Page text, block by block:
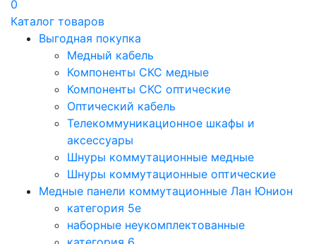
0
Каталог товаров
Выгодная покупка
Медный кабель
Компоненты СКС медные
Компоненты СКС оптические
Оптический кабель
Телекоммуникационное шкафы и
аксессуары
Шнуры коммутационные медные
Шнуры коммутационные оптические
Медные панели коммутационные Лан Юнион
категория 5e
наборные неукомплектованные